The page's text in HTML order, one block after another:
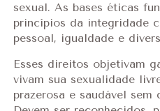
sexual. As bases éticas
princípios da integridade
pessoal, igualdade e
Esses direitos objetivam
vivam sua sexualidade
prazerosa e saudável